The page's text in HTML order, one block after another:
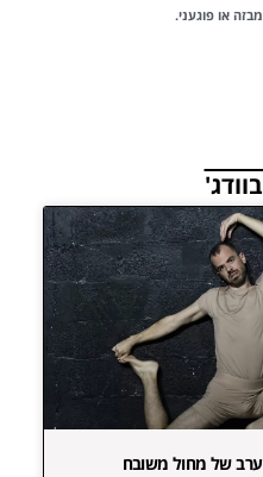
או פוגעני.
ערב של מחול משובח